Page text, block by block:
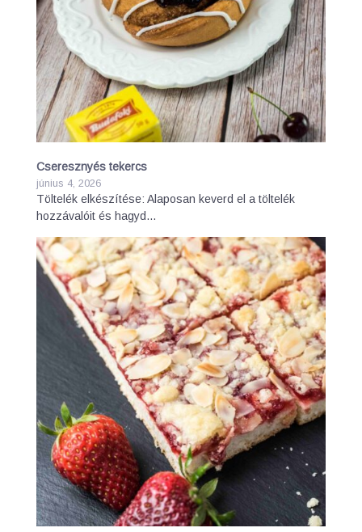
Cseresznyés tekercs
június 4, 2026
Töltelék elkészítése: Alaposan keverd el a töltelék
hozzávalóit és hagyd…